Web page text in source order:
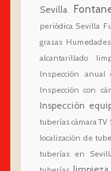
Sevilla
periódica Sevilla
grasas
alcantarillado
Inspección anual
Inspección con
Inspección
tuberías cámara TV
localización de
tuberías en